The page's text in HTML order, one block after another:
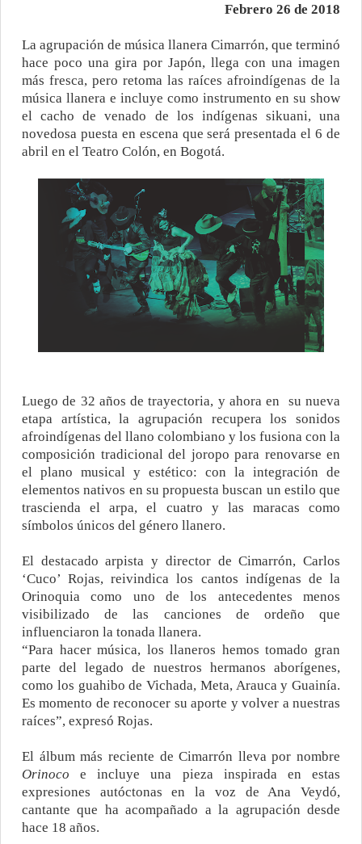
Febrero 26 de 2018
La agrupación de música llanera Cimarrón, que terminó
hace poco una gira por Japón, llega con una imagen
más fresca, pero retoma las raíces afroindígenas de la
música llanera e incluye como instrumento en su show
el cacho de venado de los indígenas sikuani, una
novedosa puesta en escena que será presentada el 6 de
abril en el Teatro Colón, en Bogotá.
Luego de 32 años de trayectoria, y ahora en su nueva
etapa artística, la agrupación recupera los sonidos
afroindígenas del llano colombiano y los fusiona con la
composición tradicional del joropo para renovarse en
el plano musical y estético: con la integración de
elementos nativos en su propuesta buscan un estilo que
trascienda el arpa, el cuatro y las maracas como
símbolos únicos del género llanero.
El destacado arpista y director de Cimarrón, Carlos
‘Cuco’ Rojas, reivindica los cantos indígenas de la
Orinoquia como uno de los antecedentes menos
visibilizado de las canciones de ordeño que
influenciaron la tonada llanera.
“Para hacer música, los llaneros hemos tomado gran
parte del legado de nuestros hermanos aborígenes,
como los guahibo de Vichada, Meta, Arauca y Guainía.
Es momento de reconocer su aporte y volver a nuestras
raíces”, expresó Rojas.
El álbum más reciente de Cimarrón lleva por nombre
Orinoco e incluye una pieza inspirada en estas
expresiones autóctonas en la voz de Ana Veydó,
cantante que ha acompañado a la agrupación desde
hace 18 años.